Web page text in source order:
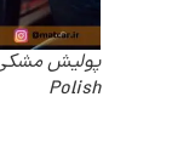
Polish